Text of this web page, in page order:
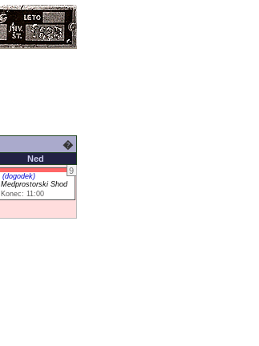
�
Ned
9
(dogodek)
Medprostorski Shod
Konec: 11:00